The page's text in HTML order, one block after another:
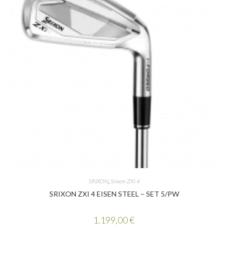
SRIXON, Srixon ZXi 4
SRIXON ZXI 4 EISEN STEEL – SET 5/PW
1.199,00€